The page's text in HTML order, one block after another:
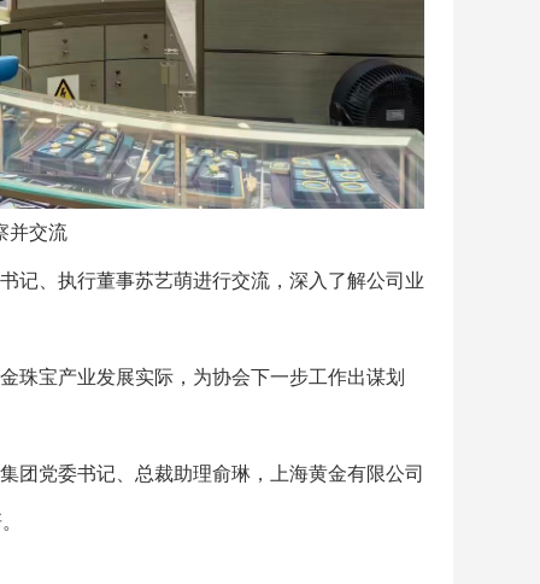
并交流
记、执行董事苏艺萌进行交流，深入了解公司业
珠宝产业发展实际，为协会下一步工作出谋划
团党委书记、总裁助理俞琳，上海黄金有限公司